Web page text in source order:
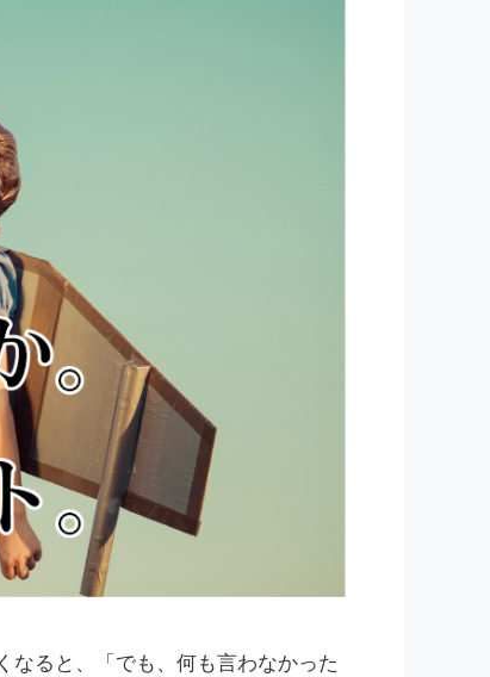
なると、「でも、何も言わなかった